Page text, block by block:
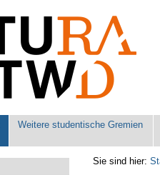
Weitere studentische Gremien
Sie sind hier: